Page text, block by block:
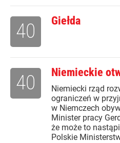
Giełda
40
Niemieckie
Niemiecki rząd
ograniczeń w
w Niemczech
Minister pracy
że może to
Polskie
40